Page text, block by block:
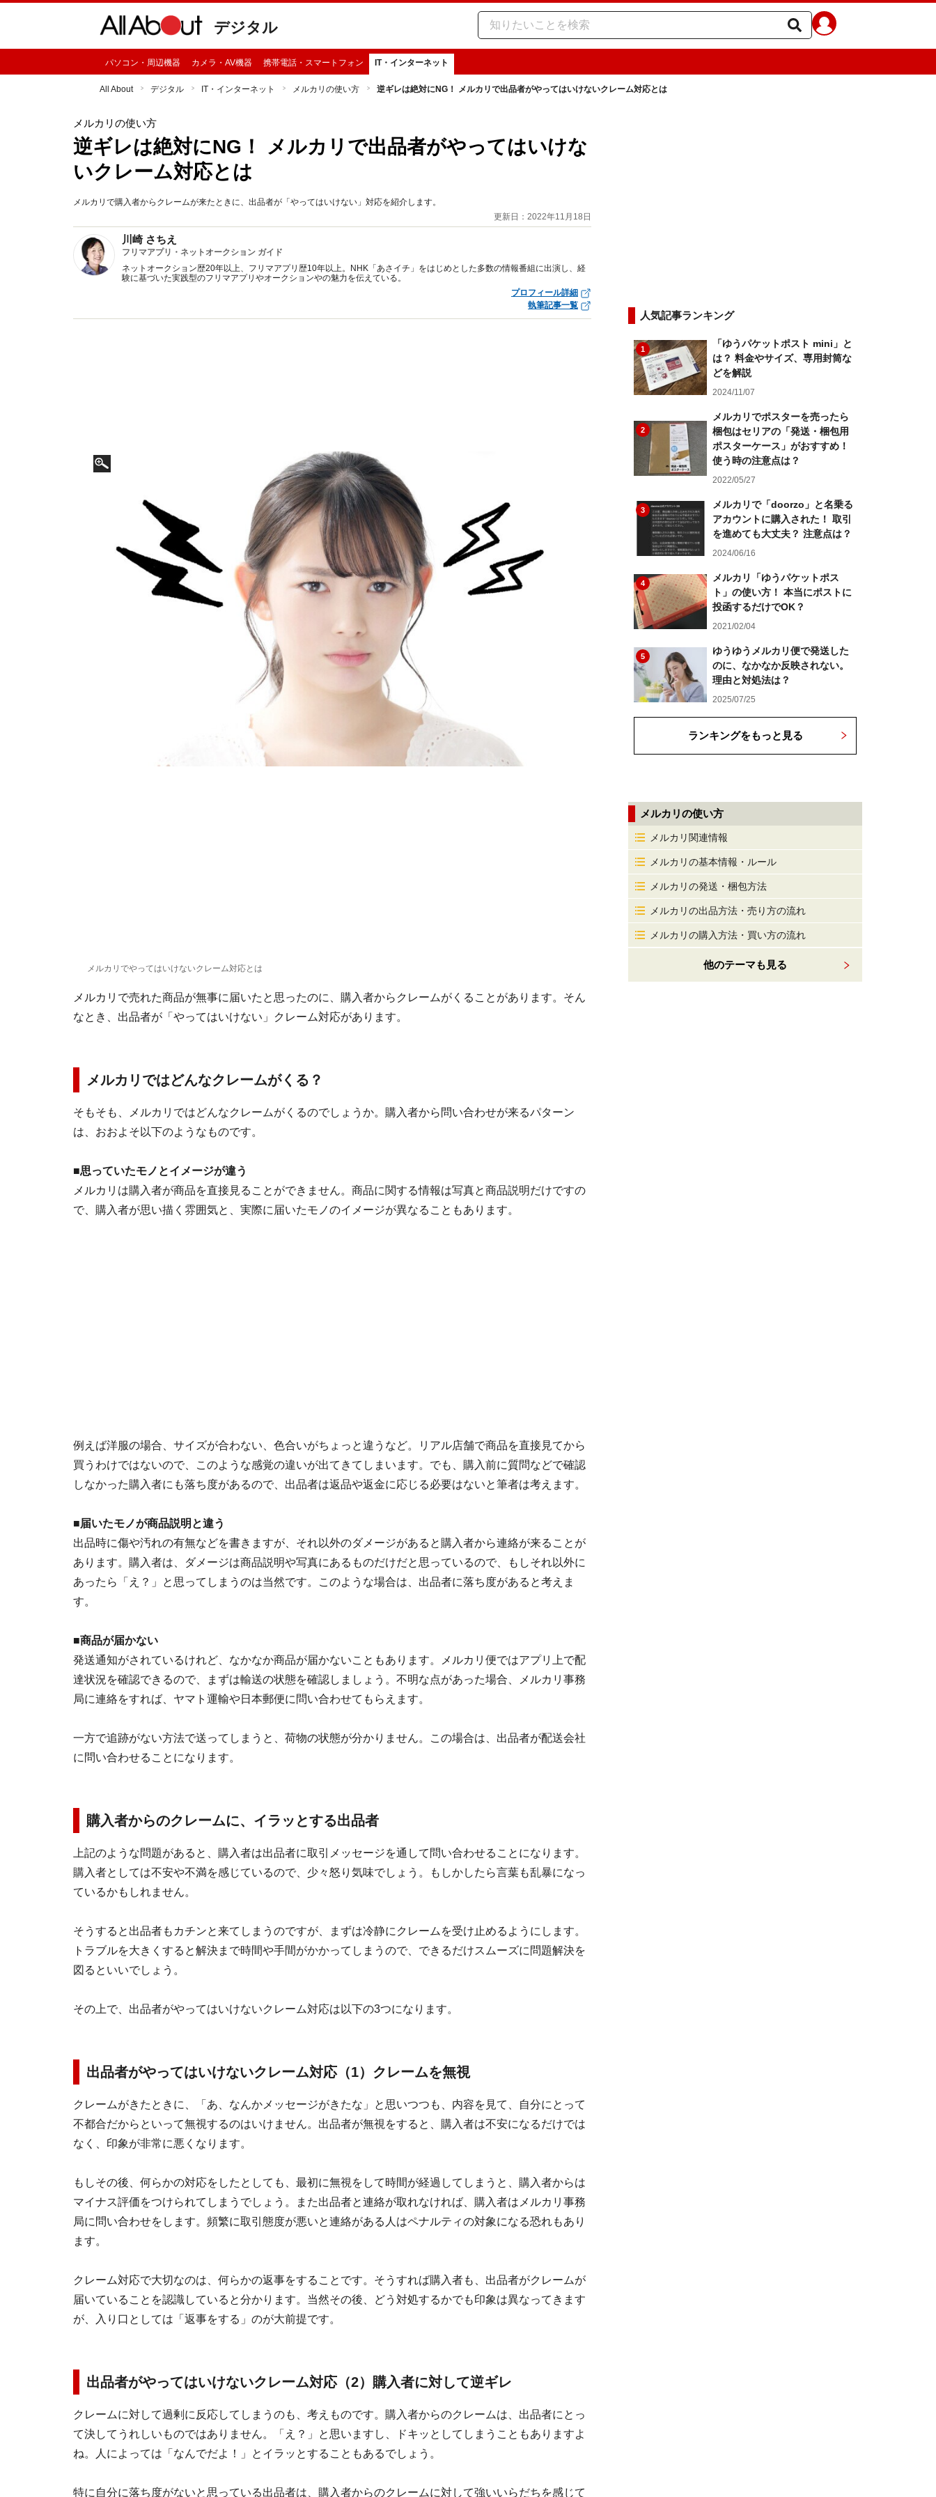
デジタル
パソコン・周辺機器 カメラ・AV機器 携帯電話・スマートフォン IT・インターネット
All About デジタル IT・インターネット メルカリの使い方 逆ギレは絶対にNG！ メルカリで出品者がやってはいけないクレーム対応とは
メルカリの使い方
逆ギレは絶対にNG！ メルカリで出品者がやってはいけな
いクレーム対応とは
メルカリで購入者からクレームが来たときに、出品者が「やってはいけない」対応を紹介します。
更新日：2022年11月18日
川崎 さちえ
フリマアプリ・ネットオークション ガイド
ネットオークション歴20年以上、フリマアプリ歴10年以上。NHK「あさイチ」をはじめとした多数の情報番組に出演し、経
験に基づいた実践型のフリマアプリやオークションやの魅力を伝えている。
プロフィール詳細
執筆記事一覧
メルカリでやってはいけないクレーム対応とは
メルカリで売れた商品が無事に届いたと思ったのに、購入者からクレームがくることがあります。そん
なとき、出品者が「やってはいけない」クレーム対応があります。
メルカリではどんなクレームがくる？
そもそも、メルカリではどんなクレームがくるのでしょうか。購入者から問い合わせが来るパターン
は、おおよそ以下のようなものです。
■思っていたモノとイメージが違う
メルカリは購入者が商品を直接見ることができません。商品に関する情報は写真と商品説明だけですの
で、購入者が思い描く雰囲気と、実際に届いたモノのイメージが異なることもあります。
例えば洋服の場合、サイズが合わない、色合いがちょっと違うなど。リアル店舗で商品を直接見てから
買うわけではないので、このような感覚の違いが出てきてしまいます。でも、購入前に質問などで確認
しなかった購入者にも落ち度があるので、出品者は返品や返金に応じる必要はないと筆者は考えます。
■届いたモノが商品説明と違う
出品時に傷や汚れの有無などを書きますが、それ以外のダメージがあると購入者から連絡が来ることが
あります。購入者は、ダメージは商品説明や写真にあるものだけだと思っているので、もしそれ以外に
あったら「え？」と思ってしまうのは当然です。このような場合は、出品者に落ち度があると考えま
す。
■商品が届かない
発送通知がされているけれど、なかなか商品が届かないこともあります。メルカリ便ではアプリ上で配
達状況を確認できるので、まずは輸送の状態を確認しましょう。不明な点があった場合、メルカリ事務
局に連絡をすれば、ヤマト運輸や日本郵便に問い合わせてもらえます。
一方で追跡がない方法で送ってしまうと、荷物の状態が分かりません。この場合は、出品者が配送会社
に問い合わせることになります。
購入者からのクレームに、イラッとする出品者
上記のような問題があると、購入者は出品者に取引メッセージを通して問い合わせることになります。
購入者としては不安や不満を感じているので、少々怒り気味でしょう。もしかしたら言葉も乱暴になっ
ているかもしれません。
そうすると出品者もカチンと来てしまうのですが、まずは冷静にクレームを受け止めるようにします。
トラブルを大きくすると解決まで時間や手間がかかってしまうので、できるだけスムーズに問題解決を
図るといいでしょう。
その上で、出品者がやってはいけないクレーム対応は以下の3つになります。
出品者がやってはいけないクレーム対応（1）クレームを無視
クレームがきたときに、「あ、なんかメッセージがきたな」と思いつつも、内容を見て、自分にとって
不都合だからといって無視するのはいけません。出品者が無視をすると、購入者は不安になるだけでは
なく、印象が非常に悪くなります。
もしその後、何らかの対応をしたとしても、最初に無視をして時間が経過してしまうと、購入者からは
マイナス評価をつけられてしまうでしょう。また出品者と連絡が取れなければ、購入者はメルカリ事務
局に問い合わせをします。頻繁に取引態度が悪いと連絡がある人はペナルティの対象になる恐れもあり
ます。
クレーム対応で大切なのは、何らかの返事をすることです。そうすれば購入者も、出品者がクレームが
届いていることを認識していると分かります。当然その後、どう対処するかでも印象は異なってきます
が、入り口としては「返事をする」のが大前提です。
出品者がやってはいけないクレーム対応（2）購入者に対して逆ギレ
クレームに対して過剰に反応してしまうのも、考えものです。購入者からのクレームは、出品者にとっ
て決してうれしいものではありません。「え？」と思いますし、ドキッとしてしまうこともありますよ
ね。人によっては「なんでだよ！」とイラッとすることもあるでしょう。
特に自分に落ち度がないと思っている出品者は、購入者からのクレームに対して強いいらだちを感じて
人気記事ランキング
1
「ゆうパケットポスト mini」と
は？ 料金やサイズ、専用封筒な
どを解説
2024/11/07
2
メルカリでポスターを売ったら
梱包はセリアの「発送・梱包用
ポスターケース」がおすすめ！
使う時の注意点は？
2022/05/27
3
メルカリで「doorzo」と名乗る
アカウントに購入された！ 取引
を進めても大丈夫？ 注意点は？
2024/06/16
4
メルカリ「ゆうパケットポス
ト」の使い方！ 本当にポストに
投函するだけでOK？
2021/02/04
5
ゆうゆうメルカリ便で発送した
のに、なかなか反映されない。
理由と対処法は？
2025/07/25
ランキングをもっと見る
メルカリの使い方
メルカリ関連情報
メルカリの基本情報・ルール
メルカリの発送・梱包方法
メルカリの出品方法・売り方の流れ
メルカリの購入方法・買い方の流れ
他のテーマも見る